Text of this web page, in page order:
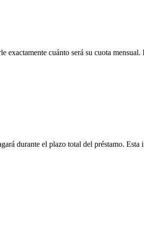
cuánto será su cuota
durante el plazo total del préstamo.